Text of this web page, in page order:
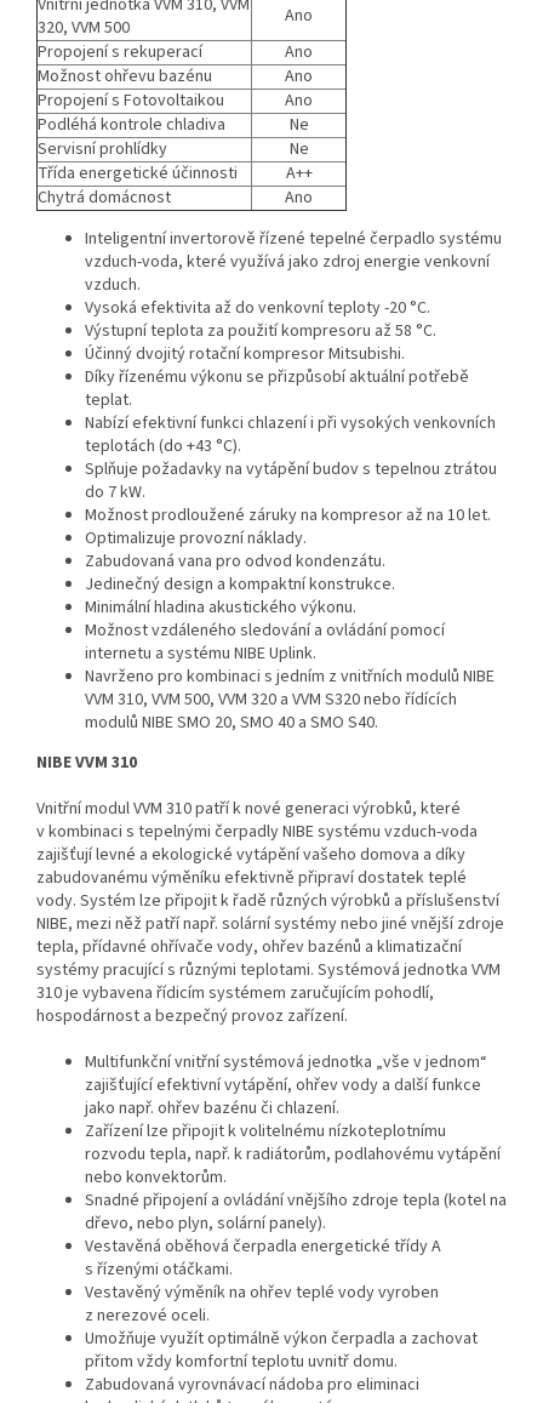
Vnitřní jednotka VVM 310, VVM
320, VVM 500
Ano
Propojení s rekuperací
Ano
Možnost ohřevu bazénu
Ano
Propojení s Fotovoltaikou
Ano
Podléhá kontrole chladiva
Ne
Servisní prohlídky
Ne
Třída energetické účinnosti
A++
Chytrá domácnost
Ano
Inteligentní invertorově řízené tepelné čerpadlo systému
vzduch-voda, které využívá jako zdroj energie venkovní
vzduch.
Vysoká efektivita až do venkovní teploty -20 °C.
Výstupní teplota za použití kompresoru až 58 °C.
Účinný dvojitý rotační kompresor Mitsubishi.
Díky řízenému výkonu se přizpůsobí aktuální potřebě
teplat.
Nabízí efektivní funkci chlazení i při vysokých venkovních
teplotách (do +43 °C).
Splňuje požadavky na vytápění budov s tepelnou ztrátou
do 7 kW.
Možnost prodloužené záruky na kompresor až na 10 let.
Optimalizuje provozní náklady.
Zabudovaná vana pro odvod kondenzátu.
Jedinečný design a kompaktní konstrukce.
Minimální hladina akustického výkonu.
Možnost vzdáleného sledování a ovládání pomocí
internetu a systému NIBE Uplink.
Navrženo pro kombinaci s jedním z vnitřních modulů NIBE
VVM 310, VVM 500, VVM 320 a VVM S320 nebo řídících
modulů NIBE SMO 20, SMO 40 a SMO S40.
NIBE VVM 310
Vnitřní modul VVM 310 patří k nové generaci výrobků, které
v kombinaci s tepelnými čerpadly NIBE systému vzduch-voda
zajišťují levné a ekologické vytápění vašeho domova a díky
zabudovanému výměníku efektivně připraví dostatek teplé
vody. Systém lze připojit k řadě různých výrobků a příslušenství
NIBE, mezi něž patří např. solární systémy nebo jiné vnější zdroje
tepla, přídavné ohřívače vody, ohřev bazénů a klimatizační
systémy pracující s různými teplotami. Systémová jednotka VVM
310 je vybavena řídicím systémem zaručujícím pohodlí,
hospodárnost a bezpečný provoz zařízení.
Multifunkční vnitřní systémová jednotka „vše v jednom“
zajišťující efektivní vytápění, ohřev vody a další funkce
jako např. ohřev bazénu či chlazení.
Zařízení lze připojit k volitelnému nízkoteplotnímu
rozvodu tepla, např. k radiátorům, podlahovému vytápění
nebo konvektorům.
Snadné připojení a ovládání vnějšího zdroje tepla (kotel na
dřevo, nebo plyn, solární panely).
Vestavěná oběhová čerpadla energetické třídy A
s řízenými otáčkami.
Vestavěný výměník na ohřev teplé vody vyroben
z nerezové oceli.
Umožňuje využít optimálně výkon čerpadla a zachovat
přitom vždy komfortní teplotu uvnitř domu.
Zabudovaná vyrovnávací nádoba pro eliminaci